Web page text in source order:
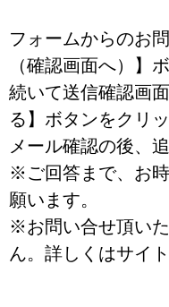
フォームからのお
（確認画面へ）】
続いて送信確認画
る】ボタンをクリ
メール確認の後、
※ご回答まで、お
願います。
※お問い合せ頂い
ん。詳しくはサイ